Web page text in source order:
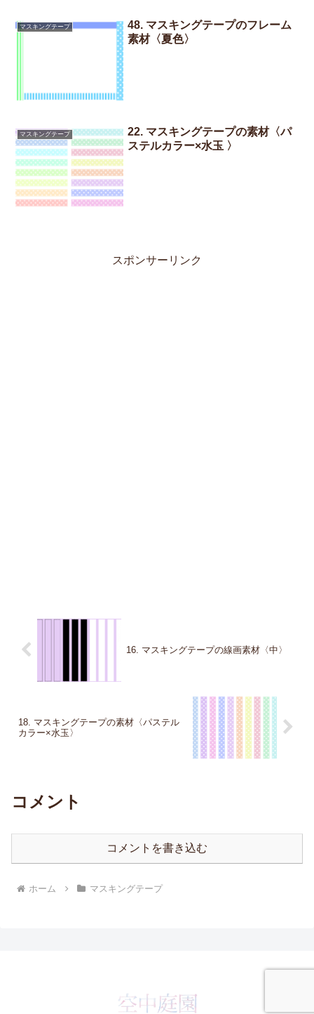
マスキングテープ
48. マスキングテープのフレーム
素材〈夏色〉
マスキングテープ
22. マスキングテープの素材〈パ
ステルカラー×水玉 〉
スポンサーリンク
16. マスキングテープの線画素材〈中〉
18. マスキングテープの素材〈パステル
カラー×水玉〉
コメント
コメントを書き込む
ホーム マスキングテープ